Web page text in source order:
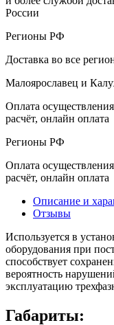
России
Регионы РФ
Доставка во все
Малоярославец и
Оплата
расчёт, онлайн оплата
Регионы РФ
Оплата
расчёт, онлайн оплата
Описание и
Отзывы
Используется в
оборудования при
способствует
вероятность
эксплуатацию
Габариты: